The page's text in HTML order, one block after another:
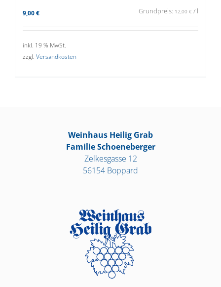
9,00 € Grundpreis: 12,00 € / l
inkl. 19 % MwSt.
zzgl. Versandkosten
Weinhaus Heilig Grab
Familie Schoeneberger
Zelkesgasse 12
56154 Boppard